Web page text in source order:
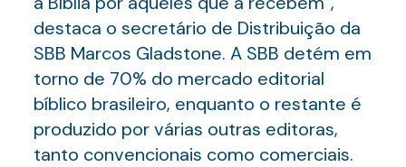
destaca o secretário de Distribuição da
SBB Marcos Gladstone. A SBB detém em
torno de 70% do mercado editorial
bíblico brasileiro, enquanto o restante é
produzido por várias outras editoras,
tanto convencionais como comerciais.